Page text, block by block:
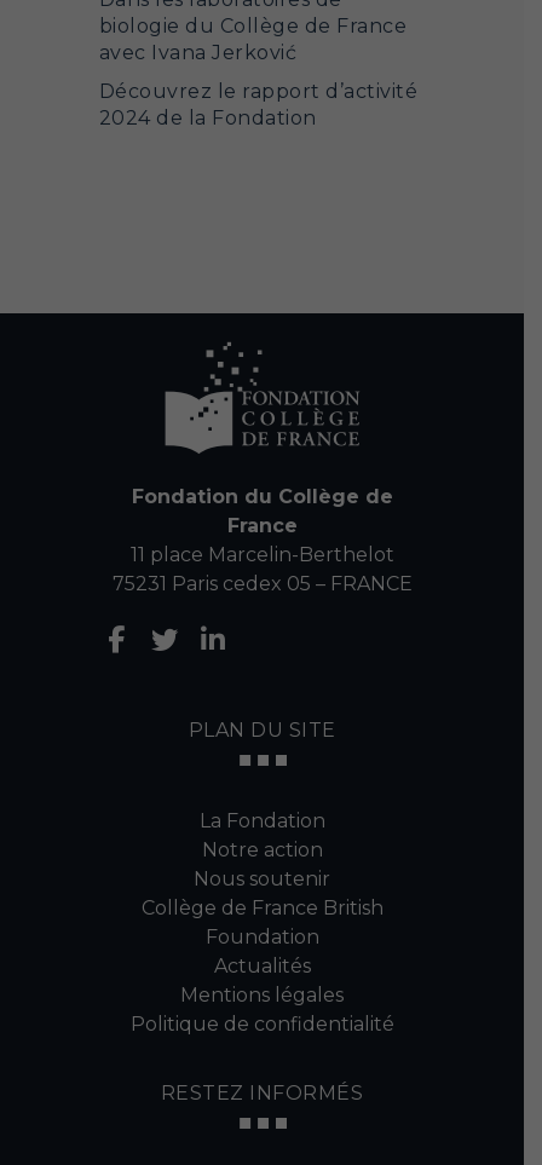
biologie du Collège de France
avec Ivana Jerković
Découvrez le rapport d’activité
2024 de la Fondation
Fondation du Collège de
France
11 place Marcelin-Berthelot
75231 Paris cedex 05 – FRANCE
PLAN DU SITE
La Fondation
Notre action
Nous soutenir
Collège de France British
Foundation
Actualités
Mentions légales
Politique de confidentialité
RESTEZ INFORMÉS